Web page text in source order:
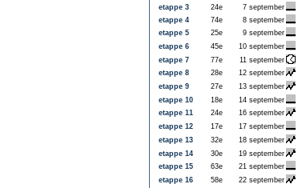
etappe 3
24e 7 september
etappe 4
74e 8 september
etappe 5
25e 9 september
etappe 6
45e 10 september
etappe 7
77e 11 september
etappe 8
28e 12 september
etappe 9
27e 13 september
etappe 10
18e 14 september
etappe 11
24e 16 september
etappe 12
17e 17 september
etappe 13
32e 18 september
etappe 14
30e 19 september
etappe 15
63e 21 september
etappe 16
58e 22 september